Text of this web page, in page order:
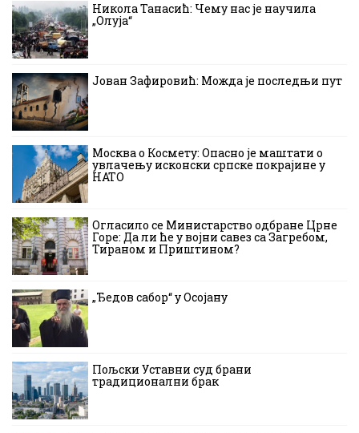
Никола Танасић: Чему нас је научила
„Олуја“
Јован Зафировић: Можда је последњи пут
Москва о Космету: Опасно је маштати о
увлачењу исконски српске покрајине у
НАТО
Огласило се Министарство одбране Црне
Горе: Да ли ће у војни савез са Загребом,
Тираном и Приштином?
„Ђедов сабор“ у Осојану
Пољски Уставни суд брани
традиционални брак